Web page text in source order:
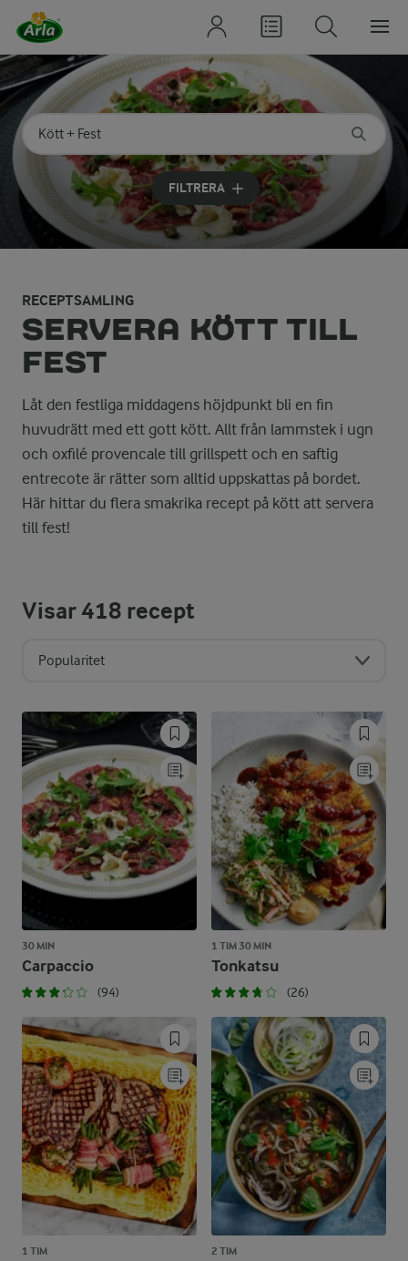
Sök på kategori eller ingrediens
Skriv in sökord för att få förslag
FILTRERA
RECEPTSAMLING
SERVERA KÖTT TILL
FEST
Låt den festliga middagens höjdpunkt bli en fin
huvudrätt med ett gott kött. Allt från lammstek i ugn
och oxfilé provencale till grillspett och en saftig
entrecote är rätter som alltid uppskattas på bordet.
Här hittar du flera smakrika recept på kött att servera
till fest!
Visar418 recept
Popularitet
30 MIN
Carpaccio
(94)
1 TIM 30 MIN
Tonkatsu
(26)
1 TIM 2 TIM